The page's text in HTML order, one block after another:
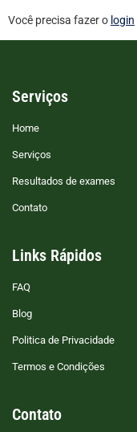
Você precisa fazer o login
Serviços
Home
Serviços
Resultados de exames
Contato
Links Rápidos
FAQ
Blog
Politica de Privacidade
Termos e Condições
Contato